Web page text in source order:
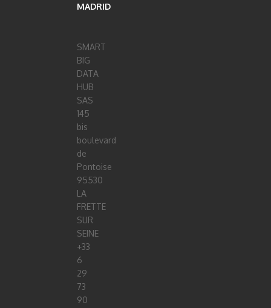
MADRID
SMART
BIG
DATA
HUB
SAS
145
bis
boulevard
de
Pontoise
95530
LA
FRETTE
SUR
SEINE
+33
6
29
73
90